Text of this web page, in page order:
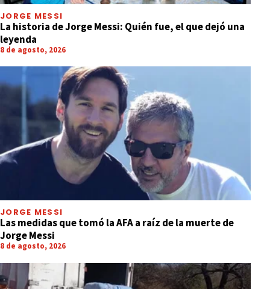
JORGE MESSI
La historia de Jorge Messi: Quién fue, el que dejó una
leyenda
8 de agosto, 2026
JORGE MESSI
Las medidas que tomó la AFA a raíz de la muerte de
Jorge Messi
8 de agosto, 2026